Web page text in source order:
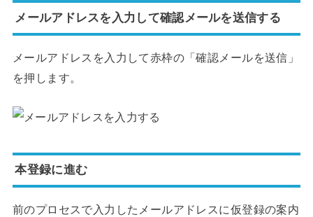
メールアドレスを入力して確認メールを送信する
メールアドレスを入力して赤枠の「確認メールを送信」
を押します。
本登録に進む
前のプロセスで入力したメールアドレスに仮登録の案内